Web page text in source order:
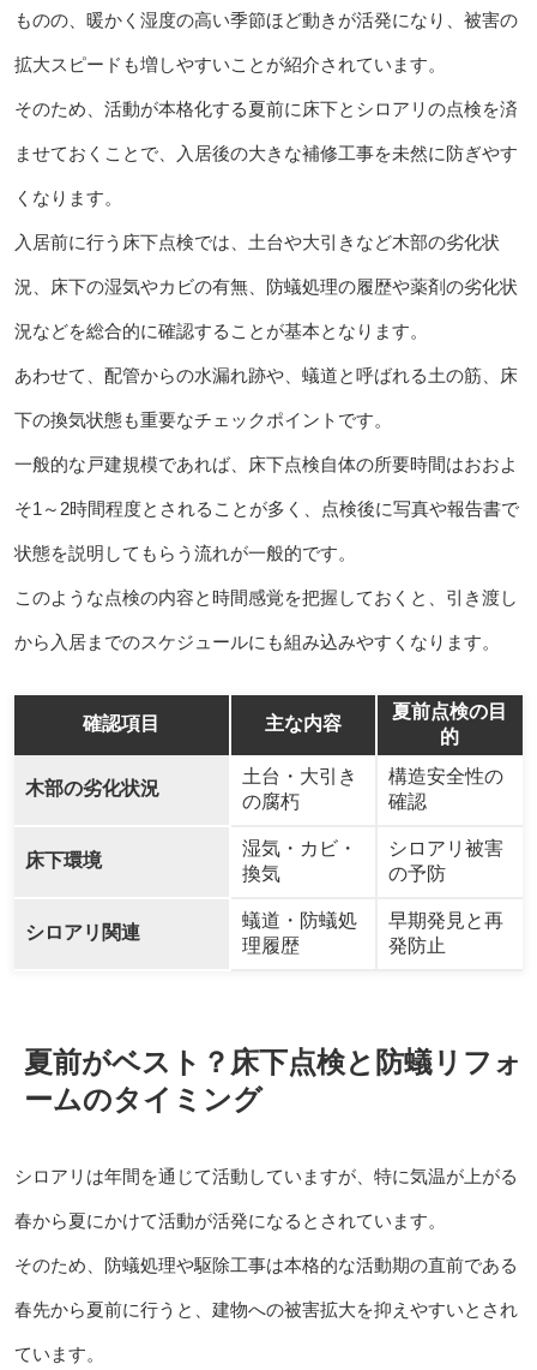
ものの、暖かく湿度の高い季節ほど動きが活発になり、被害の
拡大スピードも増しやすいことが紹介されています。
そのため、活動が本格化する夏前に床下とシロアリの点検を済
ませておくことで、入居後の大きな補修工事を未然に防ぎやす
くなります。
入居前に行う床下点検では、土台や大引きなど木部の劣化状
況、床下の湿気やカビの有無、防蟻処理の履歴や薬剤の劣化状
況などを総合的に確認することが基本となります。
あわせて、配管からの水漏れ跡や、蟻道と呼ばれる土の筋、床
下の換気状態も重要なチェックポイントです。
一般的な戸建規模であれば、床下点検自体の所要時間はおおよ
そ1～2時間程度とされることが多く、点検後に写真や報告書で
状態を説明してもらう流れが一般的です。
このような点検の内容と時間感覚を把握しておくと、引き渡し
から入居までのスケジュールにも組み込みやすくなります。
確認項目 主な内容
夏前点検の目
的
木部の劣化状況
土台・大引き
の腐朽
構造安全性の
確認
床下環境
湿気・カビ・
換気
シロアリ被害
の予防
シロアリ関連
蟻道・防蟻処
理履歴
早期発見と再
発防止
夏前がベスト？床下点検と防蟻リフォ
ームのタイミング
シロアリは年間を通じて活動していますが、特に気温が上がる
春から夏にかけて活動が活発になるとされています。
そのため、防蟻処理や駆除工事は本格的な活動期の直前である
春先から夏前に行うと、建物への被害拡大を抑えやすいとされ
ています。